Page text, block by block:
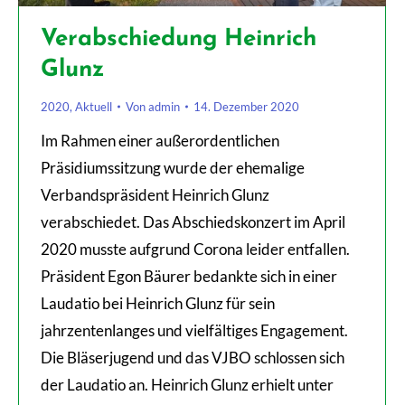
Verabschiedung Heinrich
Glunz
2020, Aktuell Vonadmin 14. Dezember 2020
Im Rahmen einer außerordentlichen
Präsidiumssitzung wurde der ehemalige
Verbandspräsident Heinrich Glunz
verabschiedet. Das Abschiedskonzert im April
2020 musste aufgrund Corona leider entfallen.
Präsident Egon Bäurer bedankte sich in einer
Laudatio bei Heinrich Glunz für sein
jahrzentenlanges und vielfältiges Engagement.
Die Bläserjugend und das VJBO schlossen sich
der Laudatio an. Heinrich Glunz erhielt unter